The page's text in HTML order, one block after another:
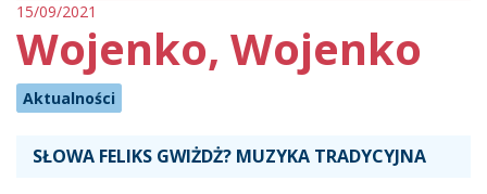
15/09/2021
Wojenko, Wojenko
Aktualności
SŁOWA FELIKS GWIŻDŻ? MUZYKA TRADYCYJNA